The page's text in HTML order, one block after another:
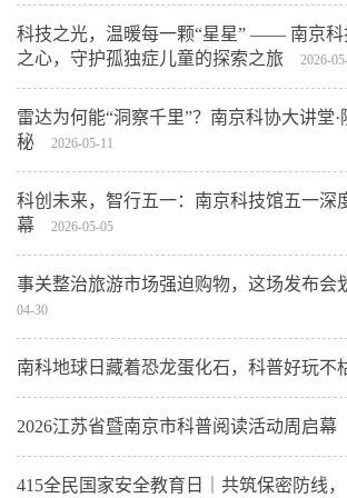
科技之光，温暖每一颗“星星” —— 南京科
之心，守护孤独症儿童的探索之旅
2026-
雷达为何能“洞察千里”？南京科协大讲堂
秘
2026-05-11
科创未来，智行五一：南京科技馆五一深
幕
2026-05-05
事关整治旅游市场强迫购物，这场发布会
04-30
南科地球日藏着恐龙蛋化石，科普好玩不
2026江苏省暨南京市科普阅读活动周启幕
415全民国家安全教育日｜共筑保密防线